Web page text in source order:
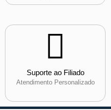
Suporte ao Filiado
Atendimento Personalizado